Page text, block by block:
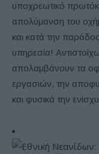
υποχρεωτικό
απολύμανση του
και κατά την
υπηρεσία!
απολαμβάνουν τα
εργασιών, την
και φυσικά την